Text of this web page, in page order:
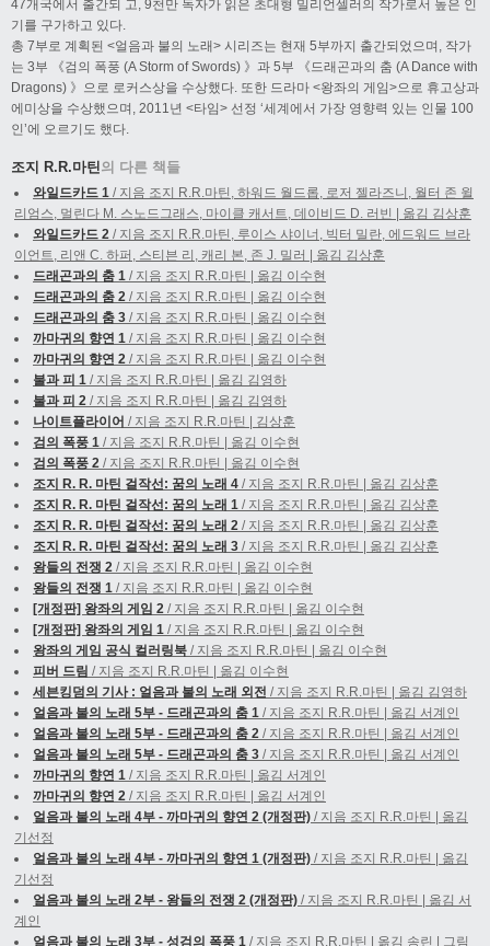
47개국에서 출간되 고, 9천만 독자가 읽은 초대형 밀리언셀러의 작가로서 높은 인
기를 구가하고 있다.
총 7부로 계획된 <얼음과 불의 노래> 시리즈는 현재 5부까지 출간되었으며, 작가
는 3부 《검의 폭풍 (A Storm of Swords) 》과 5부 《드래곤과의 춤 (A Dance with
Dragons) 》으로 로커스상을 수상했다. 또한 드라마 <왕좌의 게임>으로 휴고상과
에미상을 수상했으며, 2011년 <타임> 선정 ‘세계에서 가장 영향력 있는 인물 100
인’에 오르기도 했다.
조지 R.R.마틴의 다른 책들
와일드카드 1 / 지음 조지 R.R.마틴, 하워드 월드롭, 로저 젤라즈니, 월터 존 윌
리엄스, 멀린다 M. 스노드그래스, 마이클 캐서트, 데이비드 D. 러빈 | 옮김 김상훈
와일드카드 2 / 지음 조지 R.R.마틴, 루이스 샤이너, 빅터 밀란, 에드워드 브라
이언트, 리앤 C. 하퍼, 스티븐 리, 캐리 본, 존 J. 밀러 | 옮김 김상훈
드래곤과의 춤 1 / 지음 조지 R.R.마틴 | 옮김 이수현
드래곤과의 춤 2 / 지음 조지 R.R.마틴 | 옮김 이수현
드래곤과의 춤 3 / 지음 조지 R.R.마틴 | 옮김 이수현
까마귀의 향연 1 / 지음 조지 R.R.마틴 | 옮김 이수현
까마귀의 향연 2 / 지음 조지 R.R.마틴 | 옮김 이수현
불과 피 1 / 지음 조지 R.R.마틴 | 옮김 김영하
불과 피 2 / 지음 조지 R.R.마틴 | 옮김 김영하
나이트플라이어 / 지음 조지 R.R.마틴 | 김상훈
검의 폭풍 1 / 지음 조지 R.R.마틴 | 옮김 이수현
검의 폭풍 2 / 지음 조지 R.R.마틴 | 옮김 이수현
조지 R. R. 마틴 걸작선: 꿈의 노래 4 / 지음 조지 R.R.마틴 | 옮김 김상훈
조지 R. R. 마틴 걸작선: 꿈의 노래 1 / 지음 조지 R.R.마틴 | 옮김 김상훈
조지 R. R. 마틴 걸작선: 꿈의 노래 2 / 지음 조지 R.R.마틴 | 옮김 김상훈
조지 R. R. 마틴 걸작선: 꿈의 노래 3 / 지음 조지 R.R.마틴 | 옮김 김상훈
왕들의 전쟁 2 / 지음 조지 R.R.마틴 | 옮김 이수현
왕들의 전쟁 1 / 지음 조지 R.R.마틴 | 옮김 이수현
[개정판] 왕좌의 게임 2 / 지음 조지 R.R.마틴 | 옮김 이수현
[개정판] 왕좌의 게임 1 / 지음 조지 R.R.마틴 | 옮김 이수현
왕좌의 게임 공식 컬러링북 / 지음 조지 R.R.마틴 | 옮김 이수현
피버 드림 / 지음 조지 R.R.마틴 | 옮김 이수현
세븐킹덤의 기사 : 얼음과 불의 노래 외전 / 지음 조지 R.R.마틴 | 옮김 김영하
얼음과 불의 노래 5부 - 드래곤과의 춤 1 / 지음 조지 R.R.마틴 | 옮김 서계인
얼음과 불의 노래 5부 - 드래곤과의 춤 2 / 지음 조지 R.R.마틴 | 옮김 서계인
얼음과 불의 노래 5부 - 드래곤과의 춤 3 / 지음 조지 R.R.마틴 | 옮김 서계인
까마귀의 향연 1 / 지음 조지 R.R.마틴 | 옮김 서계인
까마귀의 향연 2 / 지음 조지 R.R.마틴 | 옮김 서계인
얼음과 불의 노래 4부 - 까마귀의 향연 2 (개정판) / 지음 조지 R.R.마틴 | 옮김
기선정
얼음과 불의 노래 4부 - 까마귀의 향연 1 (개정판) / 지음 조지 R.R.마틴 | 옮김
기선정
얼음과 불의 노래 2부 - 왕들의 전쟁 2 (개정판) / 지음 조지 R.R.마틴 | 옮김 서
계인
얼음과 불의 노래 3부 - 성검의 폭풍 1 / 지음 조지 R.R.마틴 | 옮김 송린 | 그림